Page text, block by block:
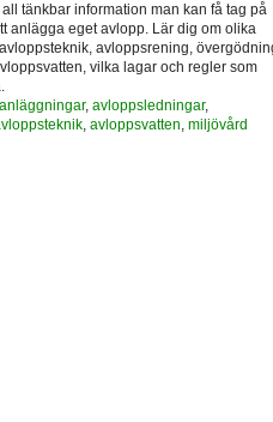
tänkbar information man kan få tag på
anlägga eget avlopp. Lär dig om olika
avloppsrening,
vilka lagar och regler som
, avloppsledningar,
, avloppsvatten, miljövård